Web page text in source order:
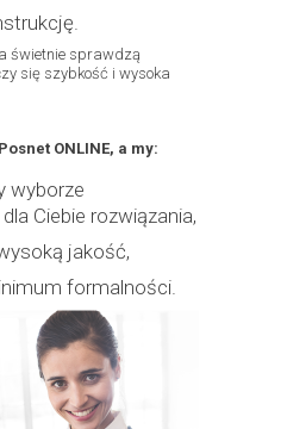
świetnie sprawdzą
się szybkość i wysoka
ONLINE, a my:
wyborze
Ciebie rozwiązania,
jakość,
formalności.